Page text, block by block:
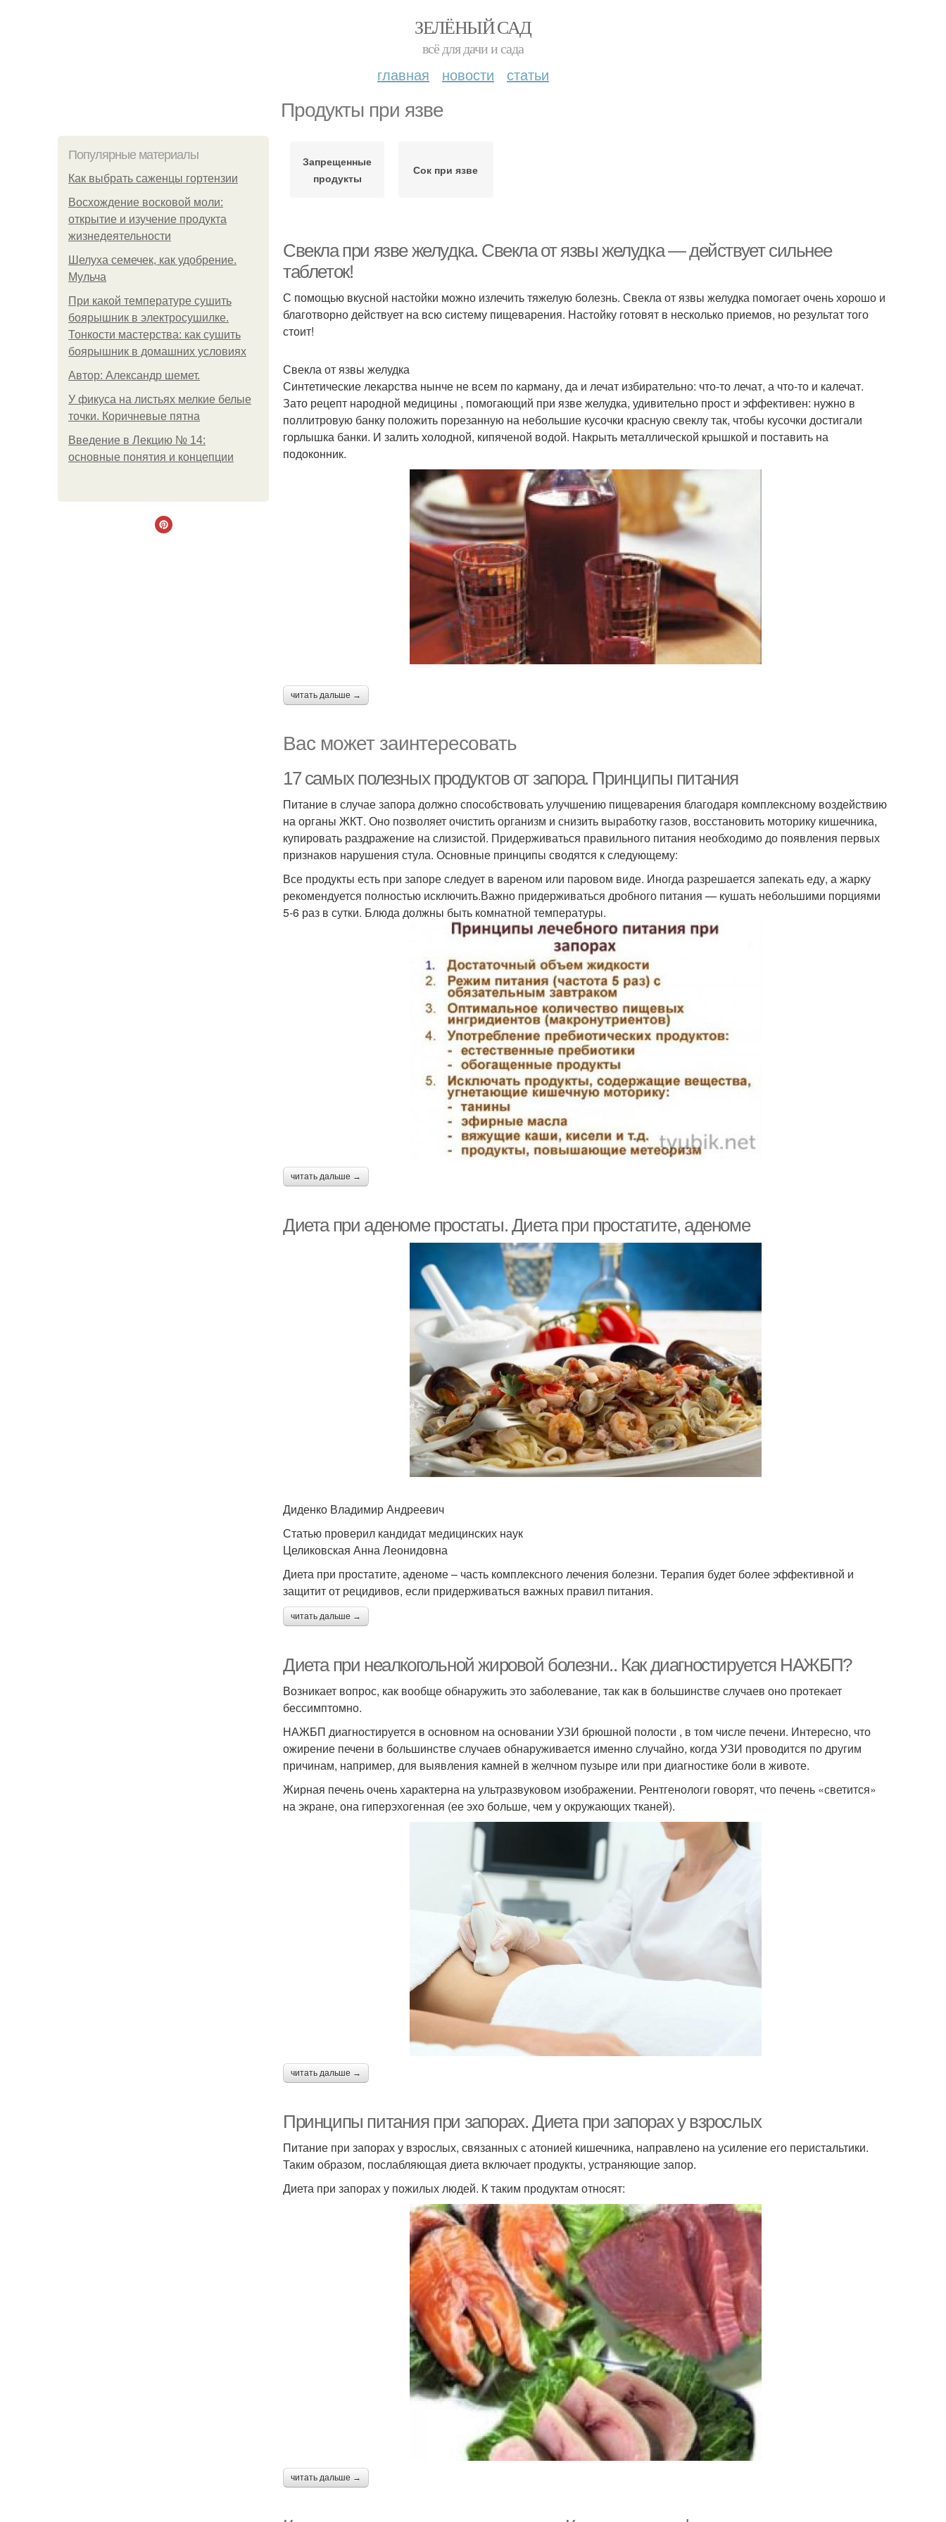
ЗЕЛЁНЫЙ САД
всё для дачи и сада
главная новости статьи
Продукты при язве
Популярные материалы
Как выбрать саженцы гортензии
Восхождение восковой моли:
открытие и изучение продукта
жизнедеятельности
Шелуха семечек, как удобрение.
Мульча
При какой температуре сушить
боярышник в электросушилке.
Тонкости мастерства: как сушить
боярышник в домашних условиях
Автор: Александр шемет.
У фикуса на листьях мелкие белые
точки. Коричневые пятна
Введение в Лекцию № 14:
основные понятия и концепции
Запрещенные
продукты
Сок при язве
Свекла при язве желудка. Свекла от язвы желудка — действует сильнее
таблеток!
С помощью вкусной настойки можно излечить тяжелую болезнь. Свекла от язвы желудка помогает очень хорошо и
благотворно действует на всю систему пищеварения. Настойку готовят в несколько приемов, но результат того
стоит!
Свекла от язвы желудка
Синтетические лекарства нынче не всем по карману, да и лечат избирательно: что-то лечат, а что-то и калечат.
Зато рецепт народной медицины , помогающий при язве желудка, удивительно прост и эффективен: нужно в
поллитровую банку положить порезанную на небольшие кусочки красную свеклу так, чтобы кусочки достигали
горлышка банки. И залить холодной, кипяченой водой. Накрыть металлической крышкой и поставить на
подоконник.
читать дальше →
Вас может заинтересовать
17 самых полезных продуктов от запора. Принципы питания
Питание в случае запора должно способствовать улучшению пищеварения благодаря комплексному воздействию
на органы ЖКТ. Оно позволяет очистить организм и снизить выработку газов, восстановить моторику кишечника,
купировать раздражение на слизистой. Придерживаться правильного питания необходимо до появления первых
признаков нарушения стула. Основные принципы сводятся к следующему:
Все продукты есть при запоре следует в вареном или паровом виде. Иногда разрешается запекать еду, а жарку
рекомендуется полностью исключить.Важно придерживаться дробного питания — кушать небольшими порциями
5-6 раз в сутки. Блюда должны быть комнатной температуры.
читать дальше →
Диета при аденоме простаты. Диета при простатите, аденоме
Диденко Владимир Андреевич
Статью проверил кандидат медицинских наук
Целиковская Анна Леонидовна
Диета при простатите, аденоме – часть комплексного лечения болезни. Терапия будет более эффективной и
защитит от рецидивов, если придерживаться важных правил питания.
читать дальше →
Диета при неалкогольной жировой болезни.. Как диагностируется НАЖБП?
Возникает вопрос, как вообще обнаружить это заболевание, так как в большинстве случаев оно протекает
бессимптомно.
НАЖБП диагностируется в основном на основании УЗИ брюшной полости , в том числе печени. Интересно, что
ожирение печени в большинстве случаев обнаруживается именно случайно, когда УЗИ проводится по другим
причинам, например, для выявления камней в желчном пузыре или при диагностике боли в животе.
Жирная печень очень характерна на ультразвуковом изображении. Рентгенологи говорят, что печень «светится»
на экране, она ​​гиперэхогенная (ее эхо больше, чем у окружающих тканей).
читать дальше →
Принципы питания при запорах. Диета при запорах у взрослых
Питание при запорах у взрослых, связанных с атонией кишечника, направлено на усиление его перистальтики.
Таким образом, послабляющая диета включает продукты, устраняющие запор.
Диета при запорах у пожилых людей. К таким продуктам относят:
читать дальше →